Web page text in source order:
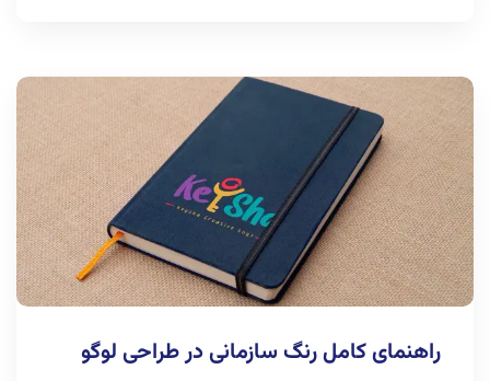
راهنمای کامل رنگ سازمانی در طراحی لوگو